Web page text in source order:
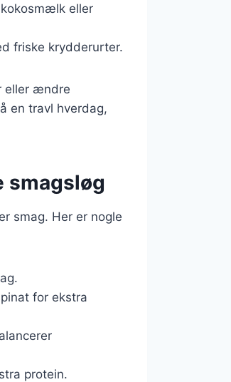
eller
friske krydderurter.
eller ændre
en travl hverdag,
smagsløg
smag. Her er nogle
for ekstra
protein.